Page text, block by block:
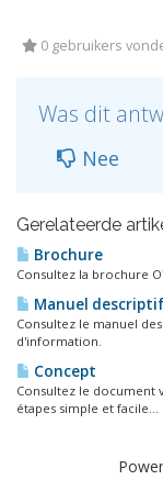
0 gebruikers
Was dit
Nee
Gerelateerde
Brochure
Consultez la brochure
Manuel
Consultez le manuel
d'information.
Concept
Consultez le document
étapes simple et facile...